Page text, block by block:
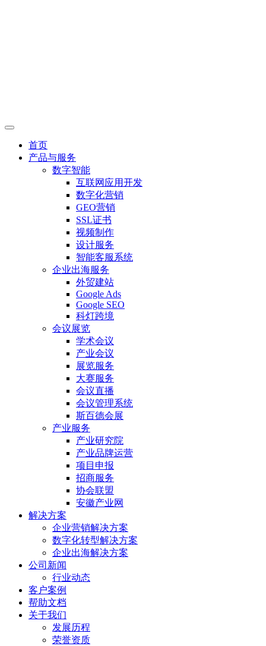
首页
产品与服务
数字智能
互联网应用开发
数字化营销
GEO营销
SSL证书
视频制作
设计服务
智能客服系统
企业出海服务
外贸建站
Google Ads
Google SEO
科灯跨境
会议展览
学术会议
产业会议
展览服务
大赛服务
会议直播
会议管理系统
斯百德会展
产业服务
产业研究院
产业品牌运营
项目申报
招商服务
协会联盟
安徽产业网
解决方案
企业营销解决方案
数字化转型解决方案
企业出海解决方案
公司新闻
行业动态
客户案例
帮助文档
关于我们
发展历程
荣誉资质